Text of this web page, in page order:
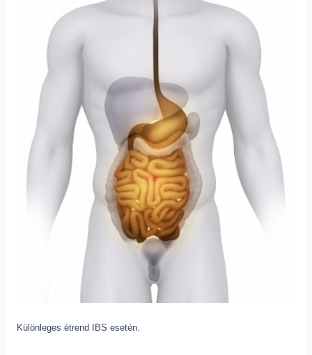
Különleges étrend IBS esetén.